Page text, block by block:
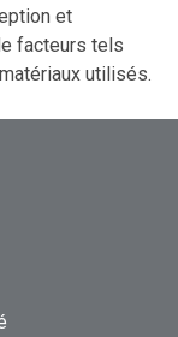
et
facteurs tels
utilisés.